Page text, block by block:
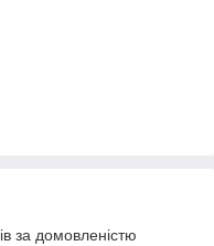
за домовленістю